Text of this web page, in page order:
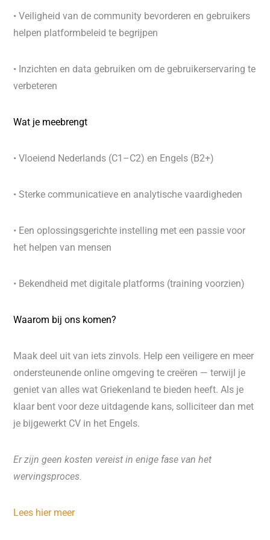
• Veiligheid van de community bevorderen en gebruikers
helpen platformbeleid te begrijpen
• Inzichten en data gebruiken om de gebruikerservaring te
verbeteren
Wat je meebrengt
• Vloeiend Nederlands (C1–C2) en Engels (B2+)
• Sterke communicatieve en analytische vaardigheden
• Een oplossingsgerichte instelling met een passie voor
het helpen van mensen
• Bekendheid met digitale platforms (training voorzien)
Waarom bij ons komen?
Maak deel uit van iets zinvols. Help een veiligere en meer
ondersteunende online omgeving te creëren — terwijl je
geniet van alles wat Griekenland te bieden heeft. Als je
klaar bent voor deze uitdagende kans, solliciteer dan met
je bijgewerkt CV in het Engels.
Er zijn geen kosten vereist in enige fase van het
wervingsproces.
Lees hier meer